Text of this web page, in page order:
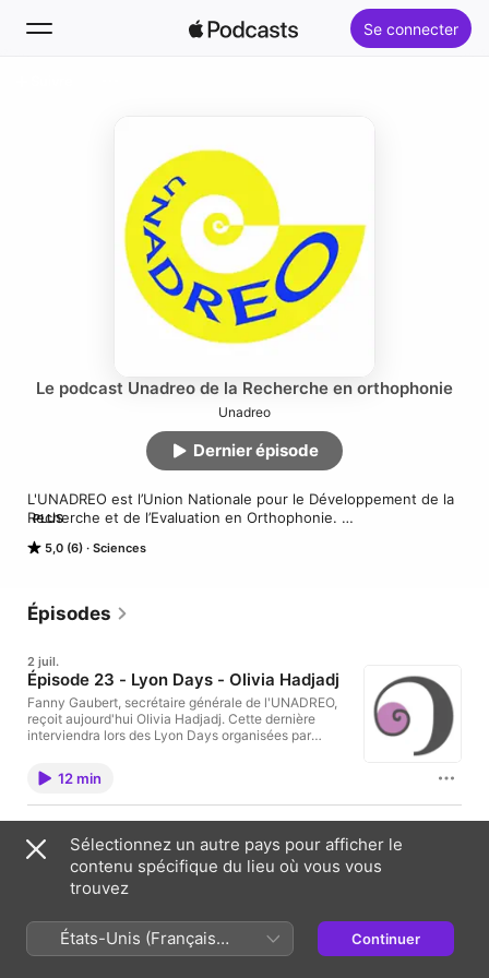
Se connecter
Nouveautés
Classements
Le podcast Unadreo de la Recherche en orthophonie
Unadreo
5,0 (6) Sciences
L'UNADREO est l’Union Nationale pour le Développement de la
Recherche et de l’Evaluation en Orthophonie.
orthophonie
PLUS
Dernier épisode
Épisodes
2 juil.
Épisode 23 - Lyon Days - Olivia Hadjadj
Fanny Gaubert, secrétaire générale de l'UNADREO,
reçoit aujourd'hui Olivia Hadjadj. Cette dernière
interviendra lors des Lyon Days organisées par
Renseignements et inscriptions sur unadreo.org
12 min
Épisode 22 - Lyon Days - Hélène Delage
Fanny Gaubert, secrétaire générale de l’UNADREO,
reçoit aujourd’hui Hélène Delage. Elle interviendra
du 25 au 28 août 2025 à Lyon. 👉 Renseignements
et inscriptions sur unadreo.org
11 min
Sélectionnez un autre pays pour afficher le
contenu spécifique du lieu où vous vous
trouvez
États-Unis (Français
France)
Continuer